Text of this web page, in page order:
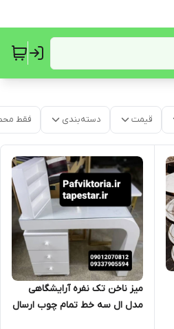
قیمت دسته‌بندی فقط
میز ناخن تک نفره آرایشگاهی
مدل ال سه خط تمام چوب ارسال